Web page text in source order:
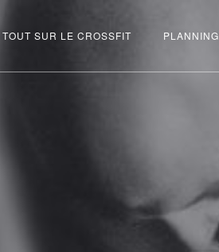
TOUT SUR LE CROSSFIT PLANNING